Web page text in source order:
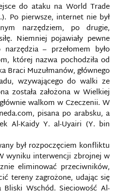
do ataku na World Trade
Po pierwsze, internet nie był
narzędziem, po drugie,
Niemniej pojawiały pewne
– przełomem było
której nazwa pochodziła od
Braci Muzułmanów, głównego
wzywającego do walki ze
została założona w Wielkiej
walkom w Czeczenii. W
pisana po arabsku, a
Al-Kaidy Y. al-Uyairi (Y. bin
był rozpoczęciem konfliktu
wyniku interwencji zbrojnej w
eliminować przeciwników,
tereny zagrożone, udając się